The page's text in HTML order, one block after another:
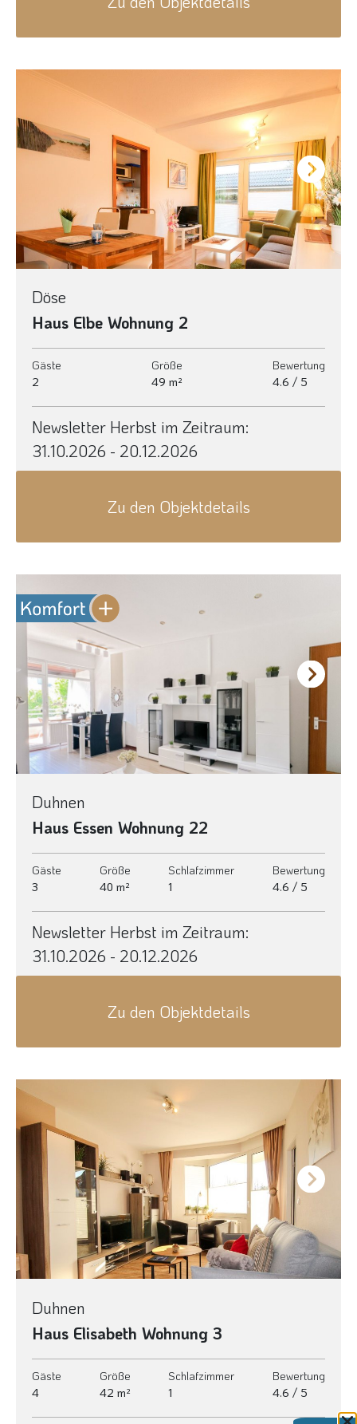
Next
Döse
Haus Elbe Wohnung 2
Gäste
2
Größe
49 m²
Bewertung
4.6 / 5
Newsletter Herbst im Zeitraum:
31.10.2026 - 20.12.2026
Zu den Objektdetails
Next
Duhnen
Haus Essen Wohnung 22
Gäste
3
Größe
40 m²
Schlafzimmer
1
Bewertung
4.6 / 5
Newsletter Herbst im Zeitraum:
31.10.2026 - 20.12.2026
Zu den Objektdetails
Next
Duhnen
Haus Elisabeth Wohnung 3
Gäste
4
Größe
42 m²
Schlafzimmer
1
Bewertung
4.6 / 5